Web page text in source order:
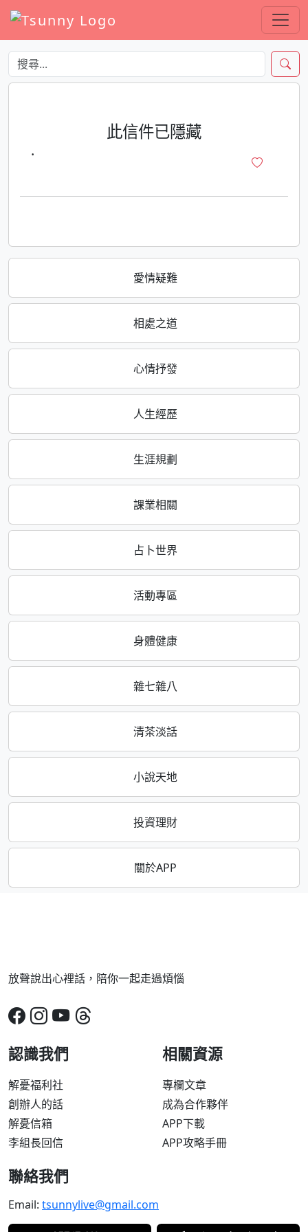
愛情疑難
相處之道
心情抒發
人生經歷
生涯規劃
課業相關
占卜世界
活動專區
身體健康
雜七雜八
清茶淡話
小說天地
投資理財
關於APP
此信件已隱藏
·
放聲說出心裡話，陪你一起走過煩惱
認識我們
解憂福利社
創辦人的話
解憂信箱
李組長回信
相關資源
專欄文章
成為合作夥伴
APP下載
APP攻略手冊
聯絡我們
Email: tsunnylive@gmail.com